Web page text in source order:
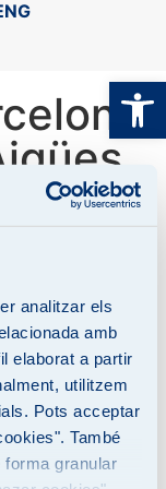
analitzar els
amb
elaborat a partir
utilitzem
Pots acceptar
També
granular